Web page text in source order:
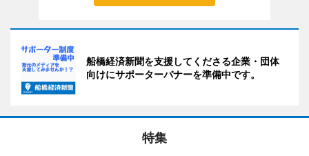
船橋経済新聞を支援してくださる企業・団体
向けにサポーターバナーを準備中です。
特集